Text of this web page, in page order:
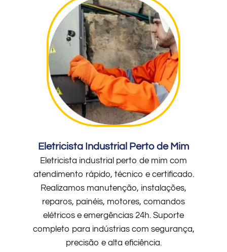
Eletricista Industrial Perto de Mim
Eletricista industrial perto de mim com
atendimento rápido, técnico e certificado.
Realizamos manutenção, instalações,
reparos, painéis, motores, comandos
elétricos e emergências 24h. Suporte
completo para indústrias com segurança,
precisão e alta eficiência.